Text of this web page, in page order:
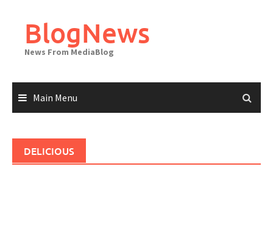
contentBlogNews
News From MediaBlog
Main Menu
DELICIOUS